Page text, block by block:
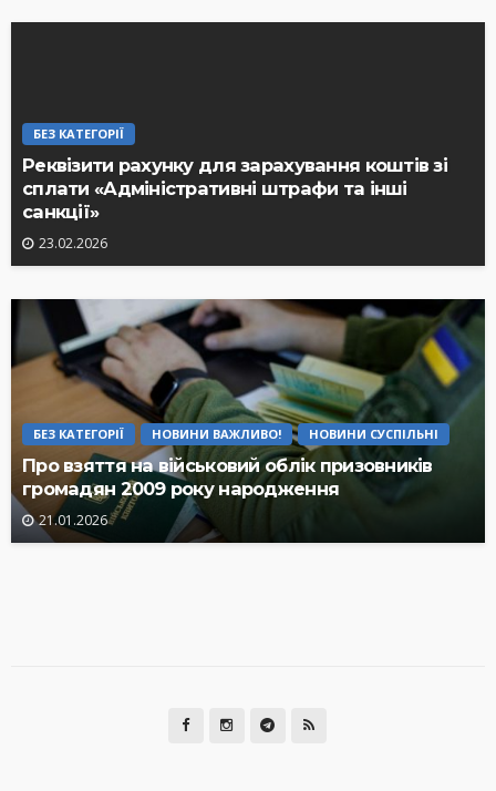
БЕЗ КАТЕГОРІЇ
Реквізити рахунку для зарахування коштів зі
сплати «Адміністративні штрафи та інші
санкції»
23.02.2026
БЕЗ КАТЕГОРІЇ НОВИНИ ВАЖЛИВО! НОВИНИ СУСПІЛЬНІ
Про взяття на військовий облік призовників
громадян 2009 року народження
21.01.2026